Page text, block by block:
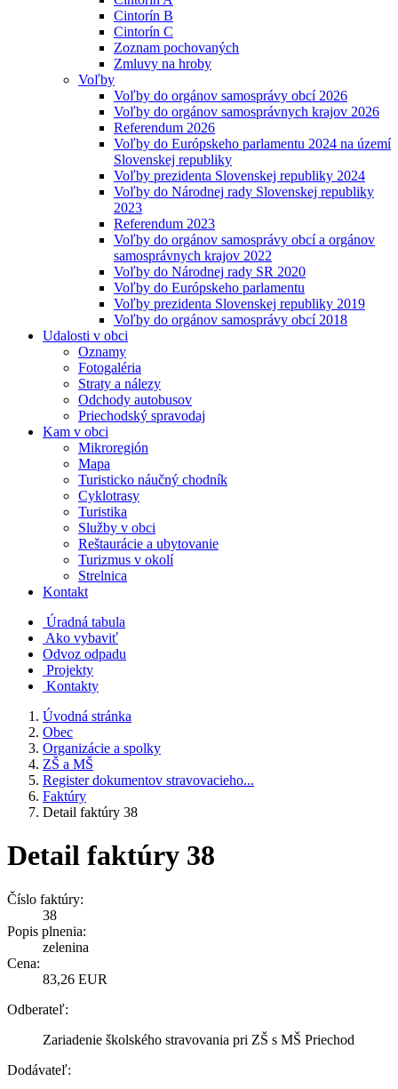
Cintorín B
Cintorín C
Zoznam pochovaných
Zmluvy na hroby
Voľby
Voľby do orgánov samosprávy obcí 2026
Voľby do orgánov samosprávnych krajov 2026
Referendum 2026
Voľby do Európskeho parlamentu 2024 na území
Slovenskej republiky
Voľby prezidenta Slovenskej republiky 2024
Voľby do Národnej rady Slovenskej republiky
2023
Referendum 2023
Voľby do orgánov samosprávy obcí a orgánov
samosprávnych krajov 2022
Voľby do Národnej rady SR 2020
Voľby do Európskeho parlamentu
Voľby prezidenta Slovenskej republiky 2019
Voľby do orgánov samosprávy obcí 2018
Udalosti v obci
Oznamy
Fotogaléria
Straty a nálezy
Odchody autobusov
Priechodský spravodaj
Kam v obci
Mikroregión
Mapa
Turisticko náučný chodník
Cyklotrasy
Turistika
Služby v obci
Reštaurácie a ubytovanie
Turizmus v okolí
Strelnica
Kontakt
Úradná tabula
Ako vybaviť
Odvoz odpadu
Projekty
Kontakty
Úvodná stránka
Obec
Organizácie a spolky
ZŠ a MŠ
Register dokumentov stravovacieho...
Faktúry
Detail faktúry 38
Detail faktúry 38
Číslo faktúry:
38
Popis plnenia:
zelenina
Cena:
83,26 EUR
Odberateľ:
Zariadenie školského stravovania pri ZŠ s MŠ Priechod
Dodávateľ: